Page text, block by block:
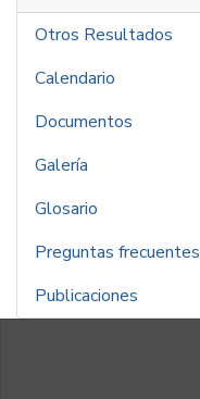
Otros Resultados
Calendario
Documentos
Galería
Glosario
Preguntas frecuentes
Publicaciones